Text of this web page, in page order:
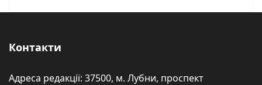
Контакти
Адреса редакції: 37500, м. Лубни, проспект